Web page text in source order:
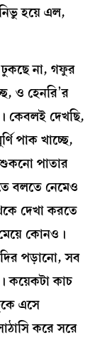
হয়ে এল,
না, গফুর
ও হেনরি’র
কেবলই দেখছি,
পাক খাচ্ছে,
শুকনো পাতার
বলতে নেমেও
দেখা করতে
কোনও।
পড়ানো, সব
কয়েকটা কাচ
এসে
করে সরে